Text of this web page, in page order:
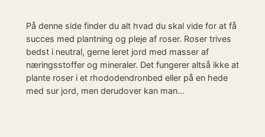
På denne side finder du alt hvad du skal vide for at få
succes med plantning og pleje af roser. Roser trives
bedst i neutral, gerne leret jord med masser af
næringsstoffer og mineraler. Det fungerer altså ikke at
plante roser i et rhododendronbed eller på en hede
med sur jord, men derudover kan man…